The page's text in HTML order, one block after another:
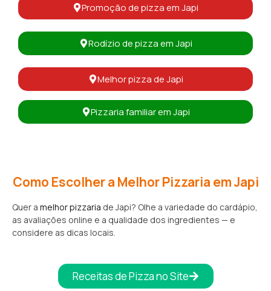
Promoção de pizza em Japi
Rodízio de pizza em Japi
Melhor pizza de Japi
Pizzaria familiar em Japi
Como Escolher a Melhor Pizzaria em Japi
Quer a melhor pizzaria de Japi? Olhe a variedade do cardápio,
as avaliações online e a qualidade dos ingredientes — e
considere as dicas locais.
Receitas de Pizza no Site